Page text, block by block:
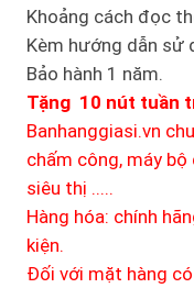
Khoảng cách đọc
Kèm hướng dẫn sử
Bảo hành 1 năm.
Tặng 10 nút tuần
Banhanggiasi.vn
chấm công, máy
siêu thị .....
Hàng hóa: chính
kiện.
Đối với mặt hàng